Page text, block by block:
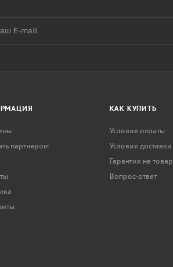
партнером
КАК КУПИТЬ
Условия оплаты
Условия доставки
Гарантия на товар
Вопрос-ответ